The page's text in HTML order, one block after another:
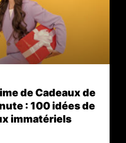
de Cadeaux de
: 100 idées de
immatériels